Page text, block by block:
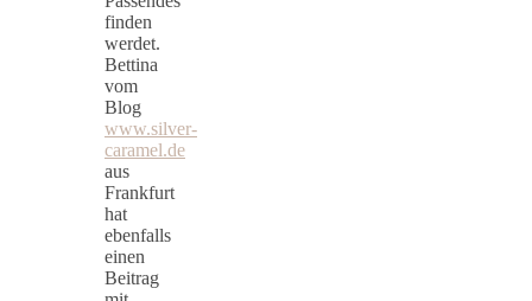
finden
werdet.
Bettina
vom
Blog
www.silver-
caramel.de
aus
Frankfurt
hat
ebenfalls
einen
Beitrag